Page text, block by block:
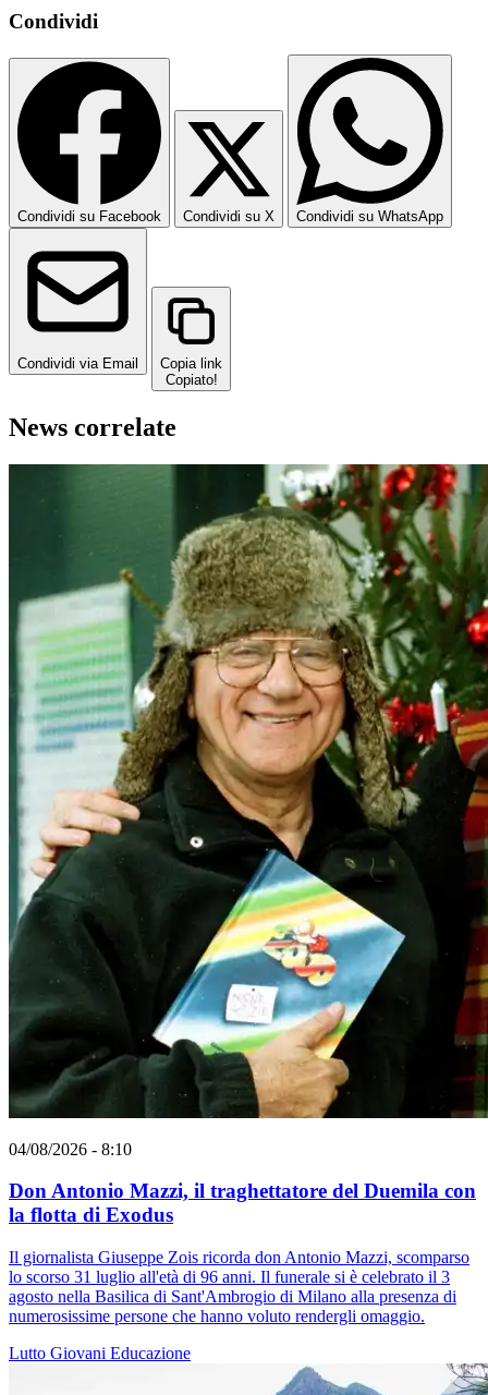
Condividi
Condividi su Facebook Condividi su X Condividi su WhatsApp
Condividi via Email
Copia link
Copiato!
News correlate
04/08/2026 - 8:10
Don Antonio Mazzi, il traghettatore del Duemila con
la flotta di Exodus
Il giornalista Giuseppe Zois ricorda don Antonio Mazzi, scomparso
lo scorso 31 luglio all'età di 96 anni. Il funerale si è celebrato il 3
agosto nella Basilica di Sant'Ambrogio di Milano alla presenza di
numerosissime persone che hanno voluto rendergli omaggio.
Lutto Giovani Educazione